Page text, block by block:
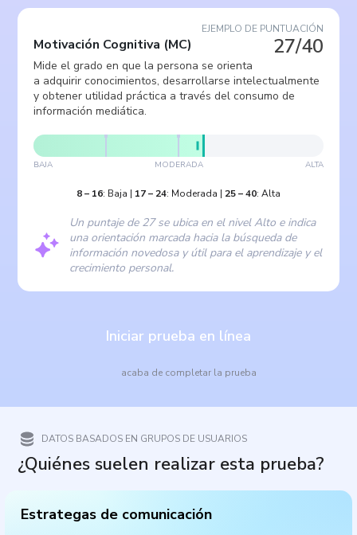
EJEMPLO DE PUNTUACIÓN
27/40
Motivación Cognitiva (MC)
Mide el grado en que la persona se orienta
a adquirir conocimientos, desarrollarse intelectualmente
y obtener utilidad práctica a través del consumo de
información mediática.
BAJA MODERADA ALTA
8– 16: Baja | 17– 24: Moderada | 25–40: Alta
Un puntaje de 27 se ubica en el nivel Alto e indica
una orientación marcada hacia la búsqueda de
información novedosa y útil para el aprendizaje y el
crecimiento personal.
Iniciar prueba en línea
acaba de completar la prueba
DATOS BASADOS EN GRUPOS DE USUARIOS
¿Quiénes suelen realizar esta prueba?
Estrategas de comunicación